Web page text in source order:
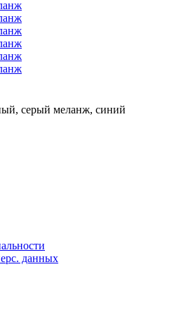
серый меланж, синий
данных